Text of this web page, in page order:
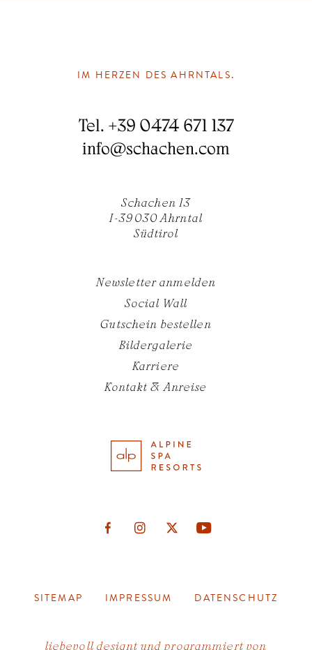
BILDERGALERIE
SOCIAL WALL
IM HERZEN DES AHRNTALS.
Tel. +39 0474 671 137
info@schachen.com
Schachen 13
I-39030 Ahrntal
Südtirol
Newsletter anmelden
Social Wall
Gutschein bestellen
Bildergalerie
Karriere
Kontakt & Anreise
SITEMAP IMPRESSUM DATENSCHUTZ
liebevoll designt und programmiert von